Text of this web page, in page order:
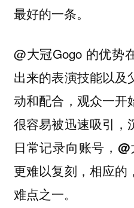
最好的一条。
@大冠Gogo 的优势
出来的表演技能以及
动和配合，观众一开
很容易被迅速吸引，
日常记录向账号，
更难以复刻，相应的
难点之一。